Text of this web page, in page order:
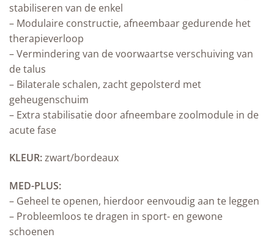
stabiliseren van de enkel
– Modulaire constructie, afneembaar gedurende het
therapieverloop
– Vermindering van de voorwaartse verschuiving van
de talus
– Bilaterale schalen, zacht gepolsterd met
geheugenschuim
– Extra stabilisatie door afneembare zoolmodule in de
acute fase
KLEUR:zwart/bordeaux
MED-PLUS:
– Geheel te openen, hierdoor eenvoudig aan te leggen
– Probleemloos te dragen in sport- en gewone
schoenen